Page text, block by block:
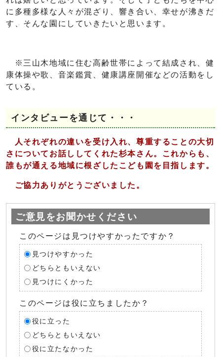
に多種多様な人々が混ざり、響き合い、幸せが沸きだ
す、そんな園にしていきたいと思います。
※三山木地域に住む高齢世帯によって結成され、健
康体操や歌、音楽鑑賞、健康講座開催などの活動をし
ている。
インタビューを通じて・・・
人それぞれの違いを受け入れ、尊重することの大切
さについてお話ししてくれた杉本さん。これからも、
誰もが通える地域に根ざしたこども園を目指します。
ご協力ありがとうございました。
ご意見をお聞かせください
このページは見つけやすかったですか？
見つけやすかった
どちらともいえない
見つけにくかった
このページは役に立ちましたか？
役に立った
どちらともいえない
役に立たなかった